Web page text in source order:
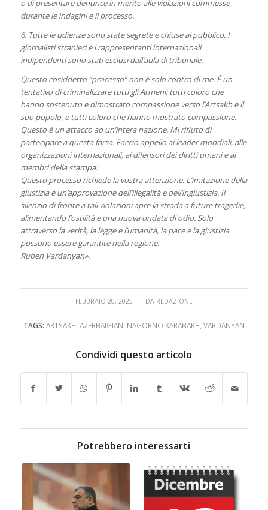
o di presentare denunce in merito alle violazioni commesse
durante le indagini e il processo.
6. Tutte le udienze sono state segrete e chiuse al pubblico. I
giornalisti stranieri e i rappresentanti internazionali
indipendenti sono stati esclusi dall’aula di tribunale.
Questo cosiddetto “processo” non è solo contro di me. È un
tentativo di criminalizzare tutti gli Armeni: tutti coloro che
hanno sostenuto e dimostrato compassione verso l’Artsakh e il
suo popolo, e tutti coloro che hanno mostrato compassione.
Questo è un attacco ad un’intera nazione. Mi rifiuto di
partecipare a questa farsa. Faccio appello ai leader mondiali, alle
organizzazioni internazionali, ai difensori dei diritti umani e ai
membri della stampa:
Questo processo richiede la vostra attenzione. L’imitazione della
giustizia è un’approvazione dell’illegalità e dell’ingiustizia. Il
silenzio di fronte a tali violazioni apre la strada a future tragedie,
alimentando l’ostilità e una nuova ondata di odio. Solo
attraverso la verità, la legge e l’umanità, la pace e la giustizia
possono essere garantite nella regione.
Ruben Vardanyan».
FEBBRAIO 20, 2025
/ DA REDAZIONE
TAGS: ARTSAKH AZERBAIGIAN NAGORNO KARABAKH VARDANYAN
Condividi questo articolo
Potrebbero interessarti